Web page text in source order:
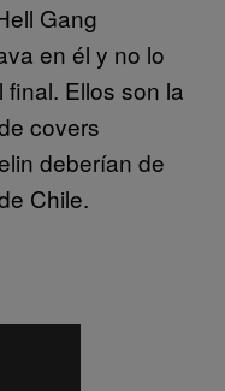
Gang
en él y no lo
final. Ellos son la
covers
deberían de
Chile.